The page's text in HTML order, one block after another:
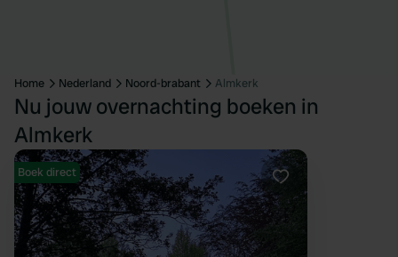
Home Nederland Noord-brabant Almkerk
Nu jouw overnachting boeken in
Almkerk
Favoriet
Boek direct